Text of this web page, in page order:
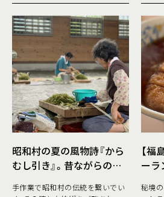
昭和村の夏の風物詩『から
むし引き』。昔ながらの手
しい姿と
手作業で昭和村の伝統を繋いでい
【福
ーラ
メニ
秘境